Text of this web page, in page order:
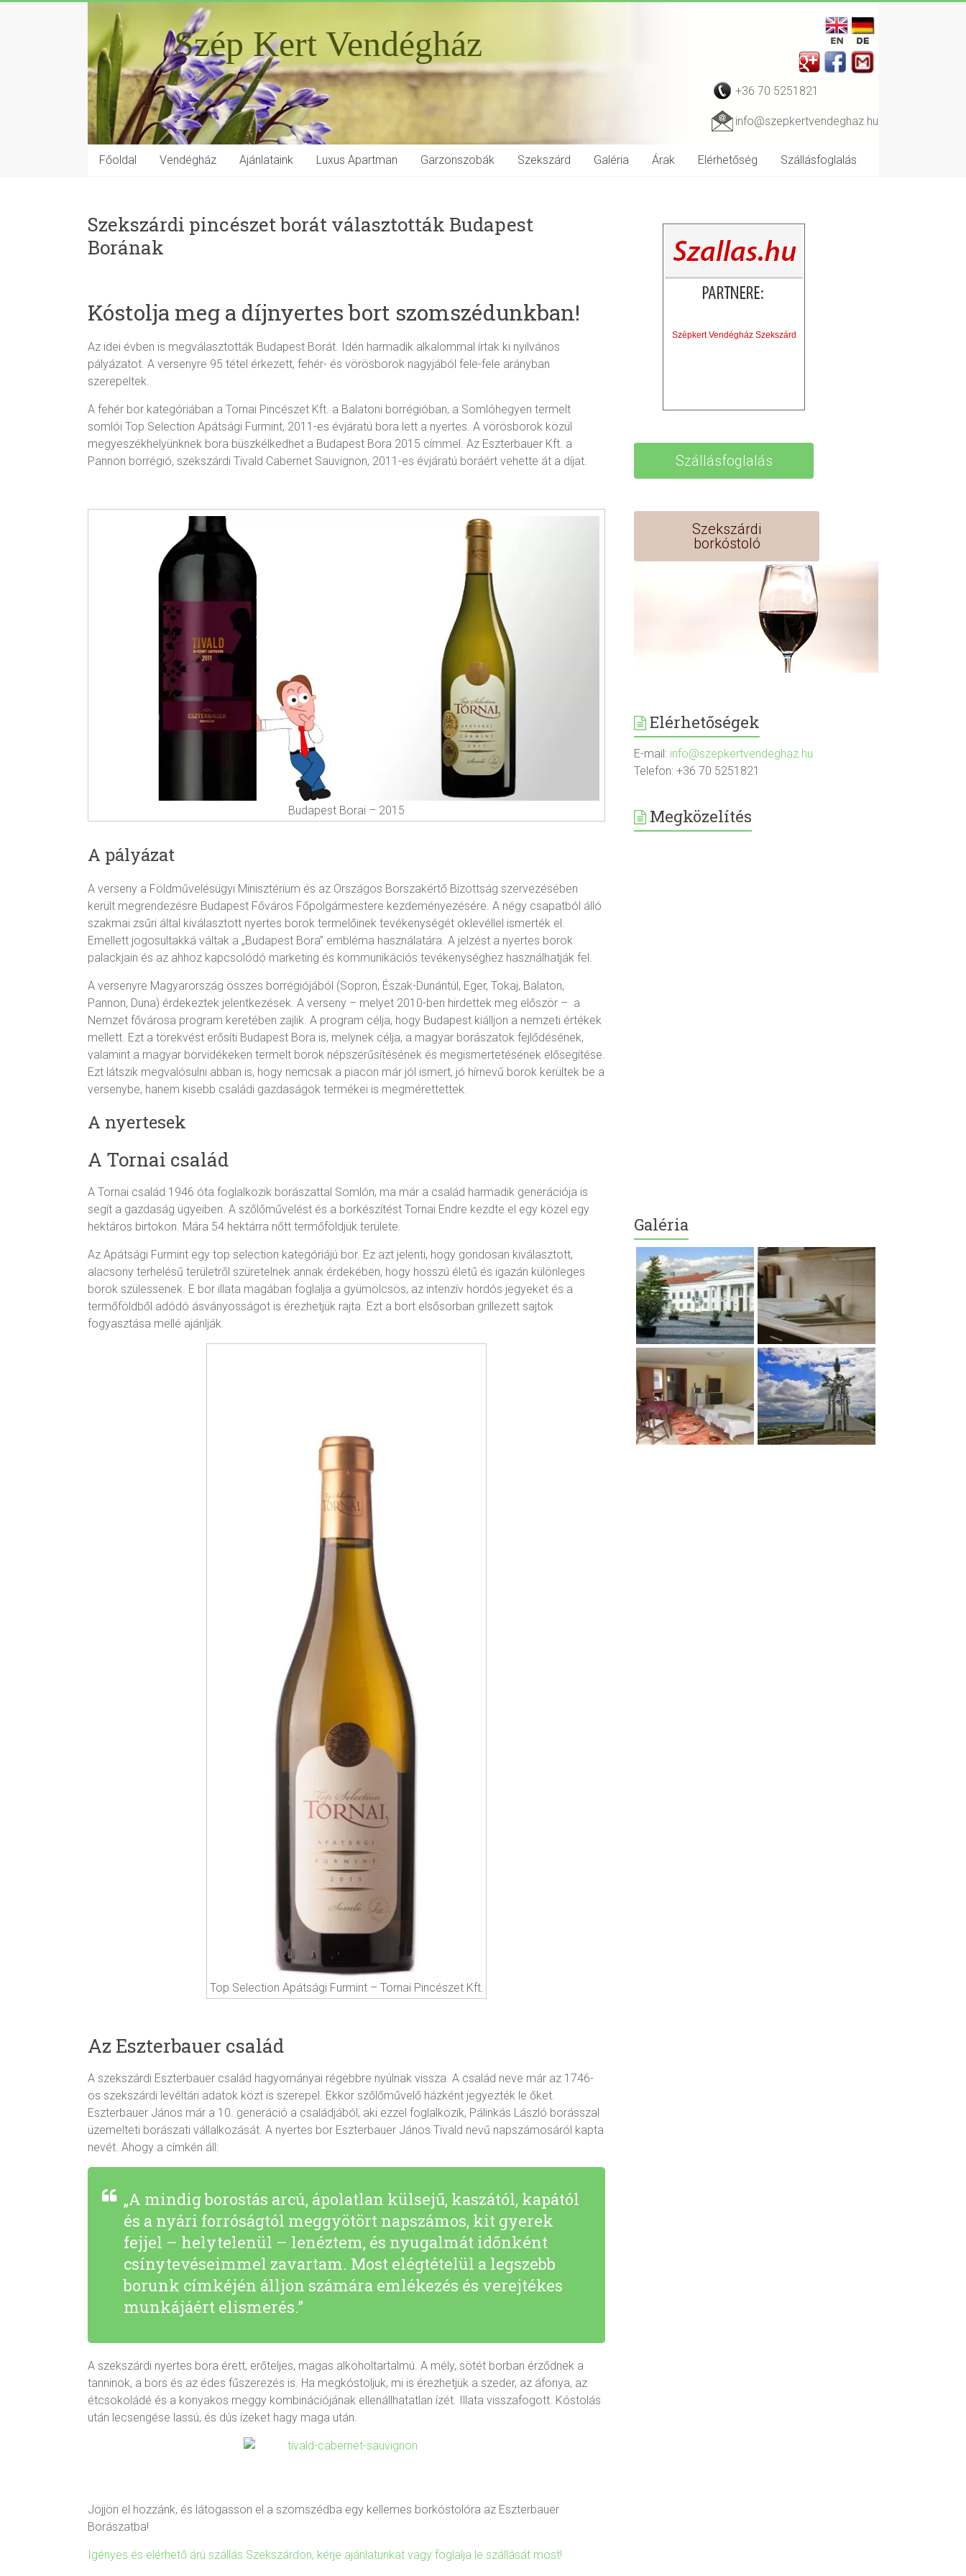
Szép Kert Vendégház
+36 70 5251821
info@szepkertvendeghaz.hu
Főoldal Vendégház Ajánlataink Luxus Apartman Garzonszobák Szekszárd Galéria Árak Elérhetőség Szállásfoglalás
Szekszárdi pincészet borát választották Budapest
Borának
Kóstolja meg a díjnyertes bort szomszédunkban!
Az idei évben is megválasztották Budapest Borát. Idén harmadik alkalommal írtak ki nyilvános
pályázatot. A versenyre 95 tétel érkezett, fehér- és vörösborok nagyjából fele-fele arányban
szerepeltek.
A fehér bor kategóriában a Tornai Pincészet Kft. a Balatoni borrégióban, a Somlóhegyen termelt
somlói Top Selection Apátsági Furmint, 2011-es évjáratú bora lett a nyertes. A vörösborok közül
megyeszékhelyünknek bora büszkélkedhet a Budapest Bora 2015 címmel. Az Eszterbauer Kft. a
Pannon borrégió, szekszárdi Tivald Cabernet Sauvignon, 2011-es évjáratú boráért vehette át a díjat.
Budapest Borai – 2015
A pályázat
A verseny a Földművelésügyi Minisztérium és az Országos Borszakértő Bizottság szervezésében
került megrendezésre Budapest Főváros Főpolgármestere kezdeményezésére. A négy csapatból álló
szakmai zsűri által kiválasztott nyertes borok termelőinek tevékenységét oklevéllel ismerték el.
Emellett jogosultakká váltak a „Budapest Bora” embléma használatára. A jelzést a nyertes borok
palackjain és az ahhoz kapcsolódó marketing és kommunikációs tevékenységhez használhatják fel.
A versenyre Magyarország összes borrégiójából (Sopron, Észak-Dunántúl, Eger, Tokaj, Balaton,
Pannon, Duna) érdekeztek jelentkezések. A verseny – melyet 2010-ben hirdettek meg először – a
Nemzet fővárosa program keretében zajlik. A program célja, hogy Budapest kiálljon a nemzeti értékek
mellett. Ezt a törekvést erősíti Budapest Bora is, melynek célja, a magyar borászatok fejlődésének,
valamint a magyar borvidékeken termelt borok népszerűsítésének és megismertetésének elősegítése.
Ezt látszik megvalósulni abban is, hogy nemcsak a piacon már jól ismert, jó hírnevű borok kerültek be a
versenybe, hanem kisebb családi gazdaságok termékei is megmérettettek.
A nyertesek
A Tornai család
A Tornai család 1946 óta foglalkozik borászattal Somlón, ma már a család harmadik generációja is
segít a gazdaság ügyeiben. A szőlőművelést és a borkészítést Tornai Endre kezdte el egy közel egy
hektáros birtokon. Mára 54 hektárra nőtt termőföldjük területe.
Az Apátsági Furmint egy top selection kategóriájú bor. Ez azt jelenti, hogy gondosan kiválasztott,
alacsony terhelésű területről szüretelnek annak érdekében, hogy hosszú életű és igazán különleges
borok szülessenek. E bor illata magában foglalja a gyümölcsös, az intenzív hordós jegyeket és a
termőföldből adódó ásványosságot is érezhetjük rajta. Ezt a bort elsősorban grillezett sajtok
fogyasztása mellé ajánlják.
Top Selection Apátsági Furmint – Tornai Pincészet Kft.
Az Eszterbauer család
A szekszárdi Eszterbauer család hagyományai régebbre nyúlnak vissza. A család neve már az 1746-
os szekszárdi levéltári adatok közt is szerepel. Ekkor szőlőművelő házként jegyezték le őket.
Eszterbauer János már a 10. generáció a családjából, aki ezzel foglalkozik, Pálinkás László borásszal
üzemelteti borászati vállalkozását. A nyertes bor Eszterbauer János Tivald nevű napszámosáról kapta
nevét. Ahogy a címkén áll:
„A mindig borostás arcú, ápolatlan külsejű, kaszától, kapától
és a nyári forróságtól meggyötört napszámos, kit gyerek
fejjel – helytelenül – lenéztem, és nyugalmát időnként
csínytevéseimmel zavartam. Most elégtételül a legszebb
borunk címkéjén álljon számára emlékezés és verejtékes
munkájáért elismerés.”
A szekszárdi nyertes bora érett, erőteljes, magas alkoholtartalmú. A mély, sötét borban érződnek a
tanninok, a bors és az édes fűszerezés is. Ha megkóstoljuk, mi is érezhetjük a szeder, az áfonya, az
étcsokoládé és a konyakos meggy kombinációjának ellenállhatatlan ízét. Illata visszafogott. Kóstolás
után lecsengése lassú, és dús ízeket hagy maga után.
Jöjjön el hozzánk, és látogasson el a szomszédba egy kellemes borkóstolóra az Eszterbauer
Borászatba!
Igényes és elérhető árú szállás Szekszárdon, kérje ajánlatunkat vagy foglalja le szállását most!
Szépkert Vendégház Szekszárd
Szállásfoglalás
Szekszárdi
borkóstoló
Elérhetőségek
E-mail: info@szepkertvendeghaz.hu
Telefon: +36 70 5251821
Megközelítés
Galéria